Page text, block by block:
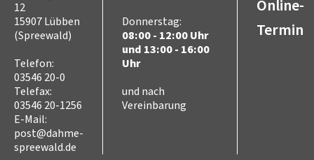
Kinder
SchülerInnen
Jugend
Bauen und Infrastruktur
Strukturwandel
12
15907 Lübben
(Spreewald)
Telefon:
03546 20-0
Telefax:
03546 20-1256
E-Mail:
post@dahme-
spreewald.de
Donnerstag:
08:00 - 12:00 Uhr
und 13:00 - 16:00
Uhr
und nach
Vereinbarung
Online-
Termin